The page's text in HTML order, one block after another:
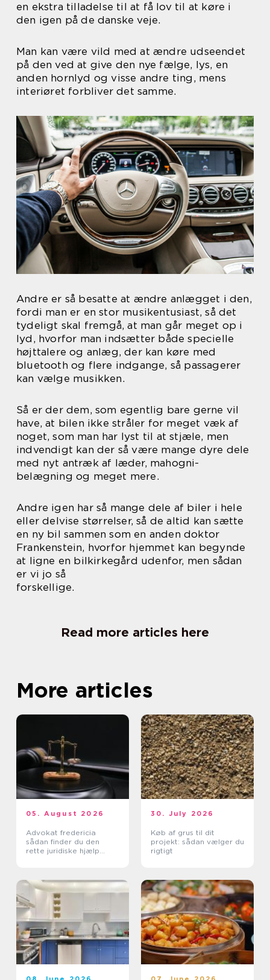
en ekstra tilladelse til at få lov til at køre i
den igen på de danske veje.
Man kan være vild med at ændre udseendet
på den ved at give den nye fælge, lys, en
anden hornlyd og visse andre ting, mens
interiøret forbliver det samme.
Andre er så besatte at ændre anlægget i den,
fordi man er en stor musikentusiast, så det
tydeligt skal fremgå, at man går meget op i
lyd, hvorfor man indsætter både specielle
højttalere og anlæg, der kan køre med
bluetooth og flere indgange, så passagerer
kan vælge musikken.
Så er der dem, som egentlig bare gerne vil
have, at bilen ikke stråler for meget væk af
noget, som man har lyst til at stjæle, men
indvendigt kan der så være mange dyre dele
med nyt antræk af læder, mahogni-
belægning og meget mere.
Andre igen har så mange dele af biler i hele
eller delvise størrelser, så de altid kan sætte
en ny bil sammen som en anden doktor
Frankenstein, hvorfor hjemmet kan begynde
at ligne en bilkirkegård udenfor, men sådan
er vi jo så
forskellige.
Read more articles here
More articles
05. August 2026
Advokat fredericia
sådan finder du den
rette juridiske hjælp
30. July 2026
Køb af grus til dit
projekt: sådan vælger du
rigtigt